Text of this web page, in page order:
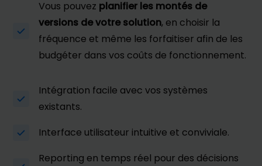
Vous pouvez planifier les montés de
versions de votre solution, en choisir la
fréquence et même les forfaitiser afin de les
budgéter dans vos coûts de fonctionnement.
Intégration facile avec vos systèmes
existants.
Interface utilisateur intuitive et conviviale.
Reporting en temps réel pour des décisions